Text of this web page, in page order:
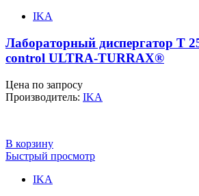
IKA
Лабораторный диспергатор T
control ULTRA-TURRAX®
Цена по запросу
Производитель: IKA
В корзину
Быстрый просмотр
IKA